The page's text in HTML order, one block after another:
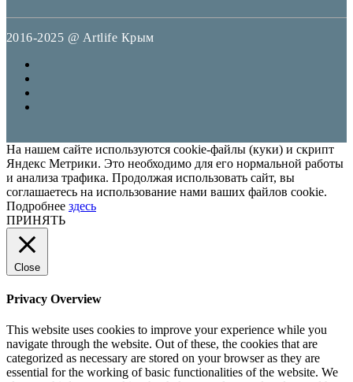
2016-2025 @ Artlife Крым
На нашем сайте используются cookie-файлы (куки) и скрипт
Яндекс Метрики. Это необходимо для его нормальной работы
и анализа трафика. Продолжая использовать сайт, вы
соглашаетесь на использование нами ваших файлов cookie.
Подробнее здесь
ПРИНЯТЬ
Close
Privacy Overview
This website uses cookies to improve your experience while you
navigate through the website. Out of these, the cookies that are
categorized as necessary are stored on your browser as they are
essential for the working of basic functionalities of the website. We